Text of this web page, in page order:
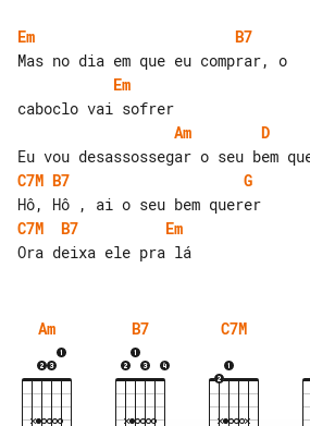
Em
B7
Em
Am
D
C7M B7
G
C7M
B7
Em
Am B7 C7M